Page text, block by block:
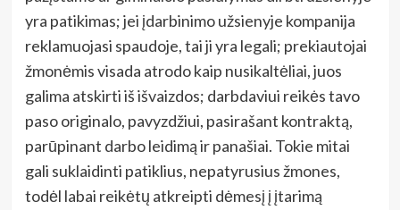
yra patikimas; jei įdarbinimo užsienyje kompanija
reklamuojasi spaudoje, tai ji yra legali; prekiautojai
žmonėmis visada atrodo kaip nusikaltėliai, juos
galima atskirti iš išvaizdos; darbdaviui reikės tavo
paso originalo, pavyzdžiui, pasirašant kontraktą,
parūpinant darbo leidimą ir panašiai. Tokie mitai
gali suklaidinti patiklius, nepatyrusius žmones,
todėl labai reikėtų atkreipti dėmesį į įtarimą